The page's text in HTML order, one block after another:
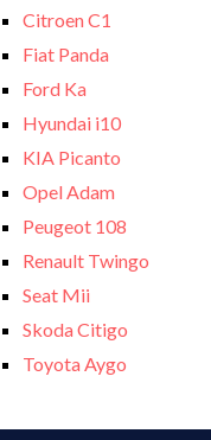
Citroen C1
Fiat Panda
Ford Ka
Hyundai i10
KIA Picanto
Opel Adam
Peugeot 108
Renault Twingo
Seat Mii
Skoda Citigo
Toyota Aygo